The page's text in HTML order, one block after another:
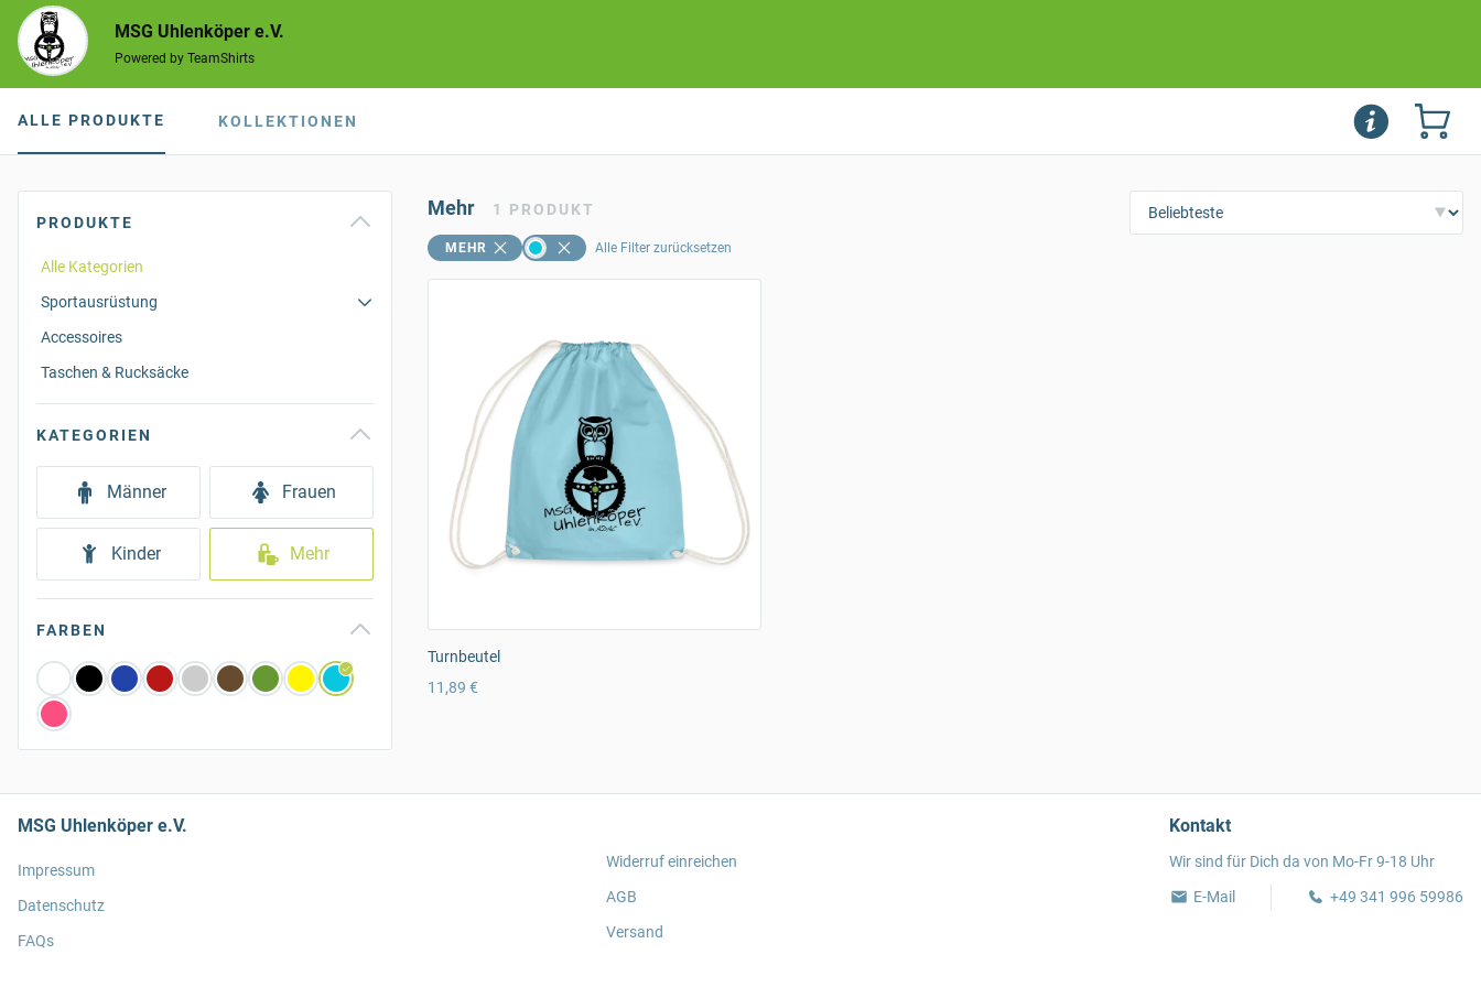
MSG Uhlenköper e.V.
Powered by TeamShirts
ALLE PRODUKTE KOLLEKTIONEN
PRODUKTE
Alle Kategorien
Sportausrüstung
Accessoires
Taschen & Rucksäcke
KATEGORIEN
Männer Frauen
Kinder Mehr
FARBEN
Mehr 1 PRODUKT
MEHR Alle Filter zurücksetzen
Turnbeutel
11,89 €
MSG Uhlenköper e.V.
Impressum
Datenschutz
FAQs
Widerruf einreichen
AGB
Versand
Kontakt
Wir sind für Dich da von Mo-Fr 9-18 Uhr
E-Mail
+49 341 996 59986